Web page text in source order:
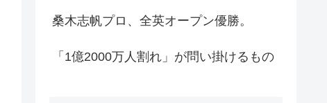
桑木志帆プロ、全英オープン優勝。
「1億2000万人割れ」が問い掛けるもの